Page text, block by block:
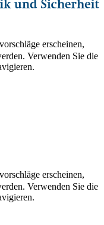
erscheinen,
Verwenden Sie die
erscheinen,
Verwenden Sie die